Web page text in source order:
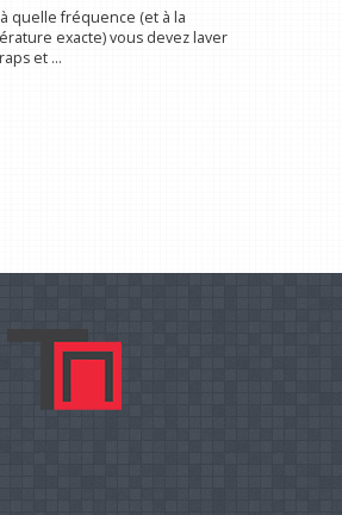
quelle fréquence (et à la
exacte) vous devez laver
et ...